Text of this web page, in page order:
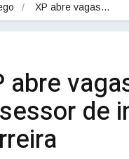
XP abre vagas…
abre
de